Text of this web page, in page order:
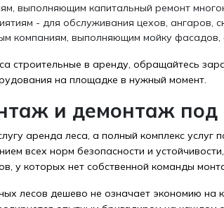
выполняющим капитальный ремонт
- для обслуживания цехов, ангаров,
компаниям, выполняющим мойку фасадов,
строительные в аренду, обращайтесь
на площадке в нужный момент.
и демонтаж под
аренда леса, а полный комплекс
всех норм безопасности и
у которых нет собственной команды
лесов дешево не означает экономию на